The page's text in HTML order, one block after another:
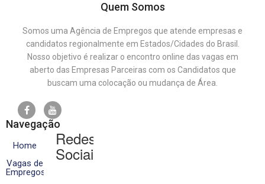
Quem Somos
Somos uma Agência de Empregos que atende empresas e
candidatos regionalmente em Estados/Cidades do Brasil.
Nosso objetivo é realizar o encontro online das vagas em
aberto das Empresas Parceiras com os Candidatos que
buscam uma colocação ou mudança de Área.
Navegação
Home
Vagas de
Empregos
Redes
Sociais